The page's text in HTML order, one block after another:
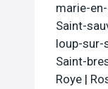
marie-
Saint-
loup-sur-
Saint-
Roye |